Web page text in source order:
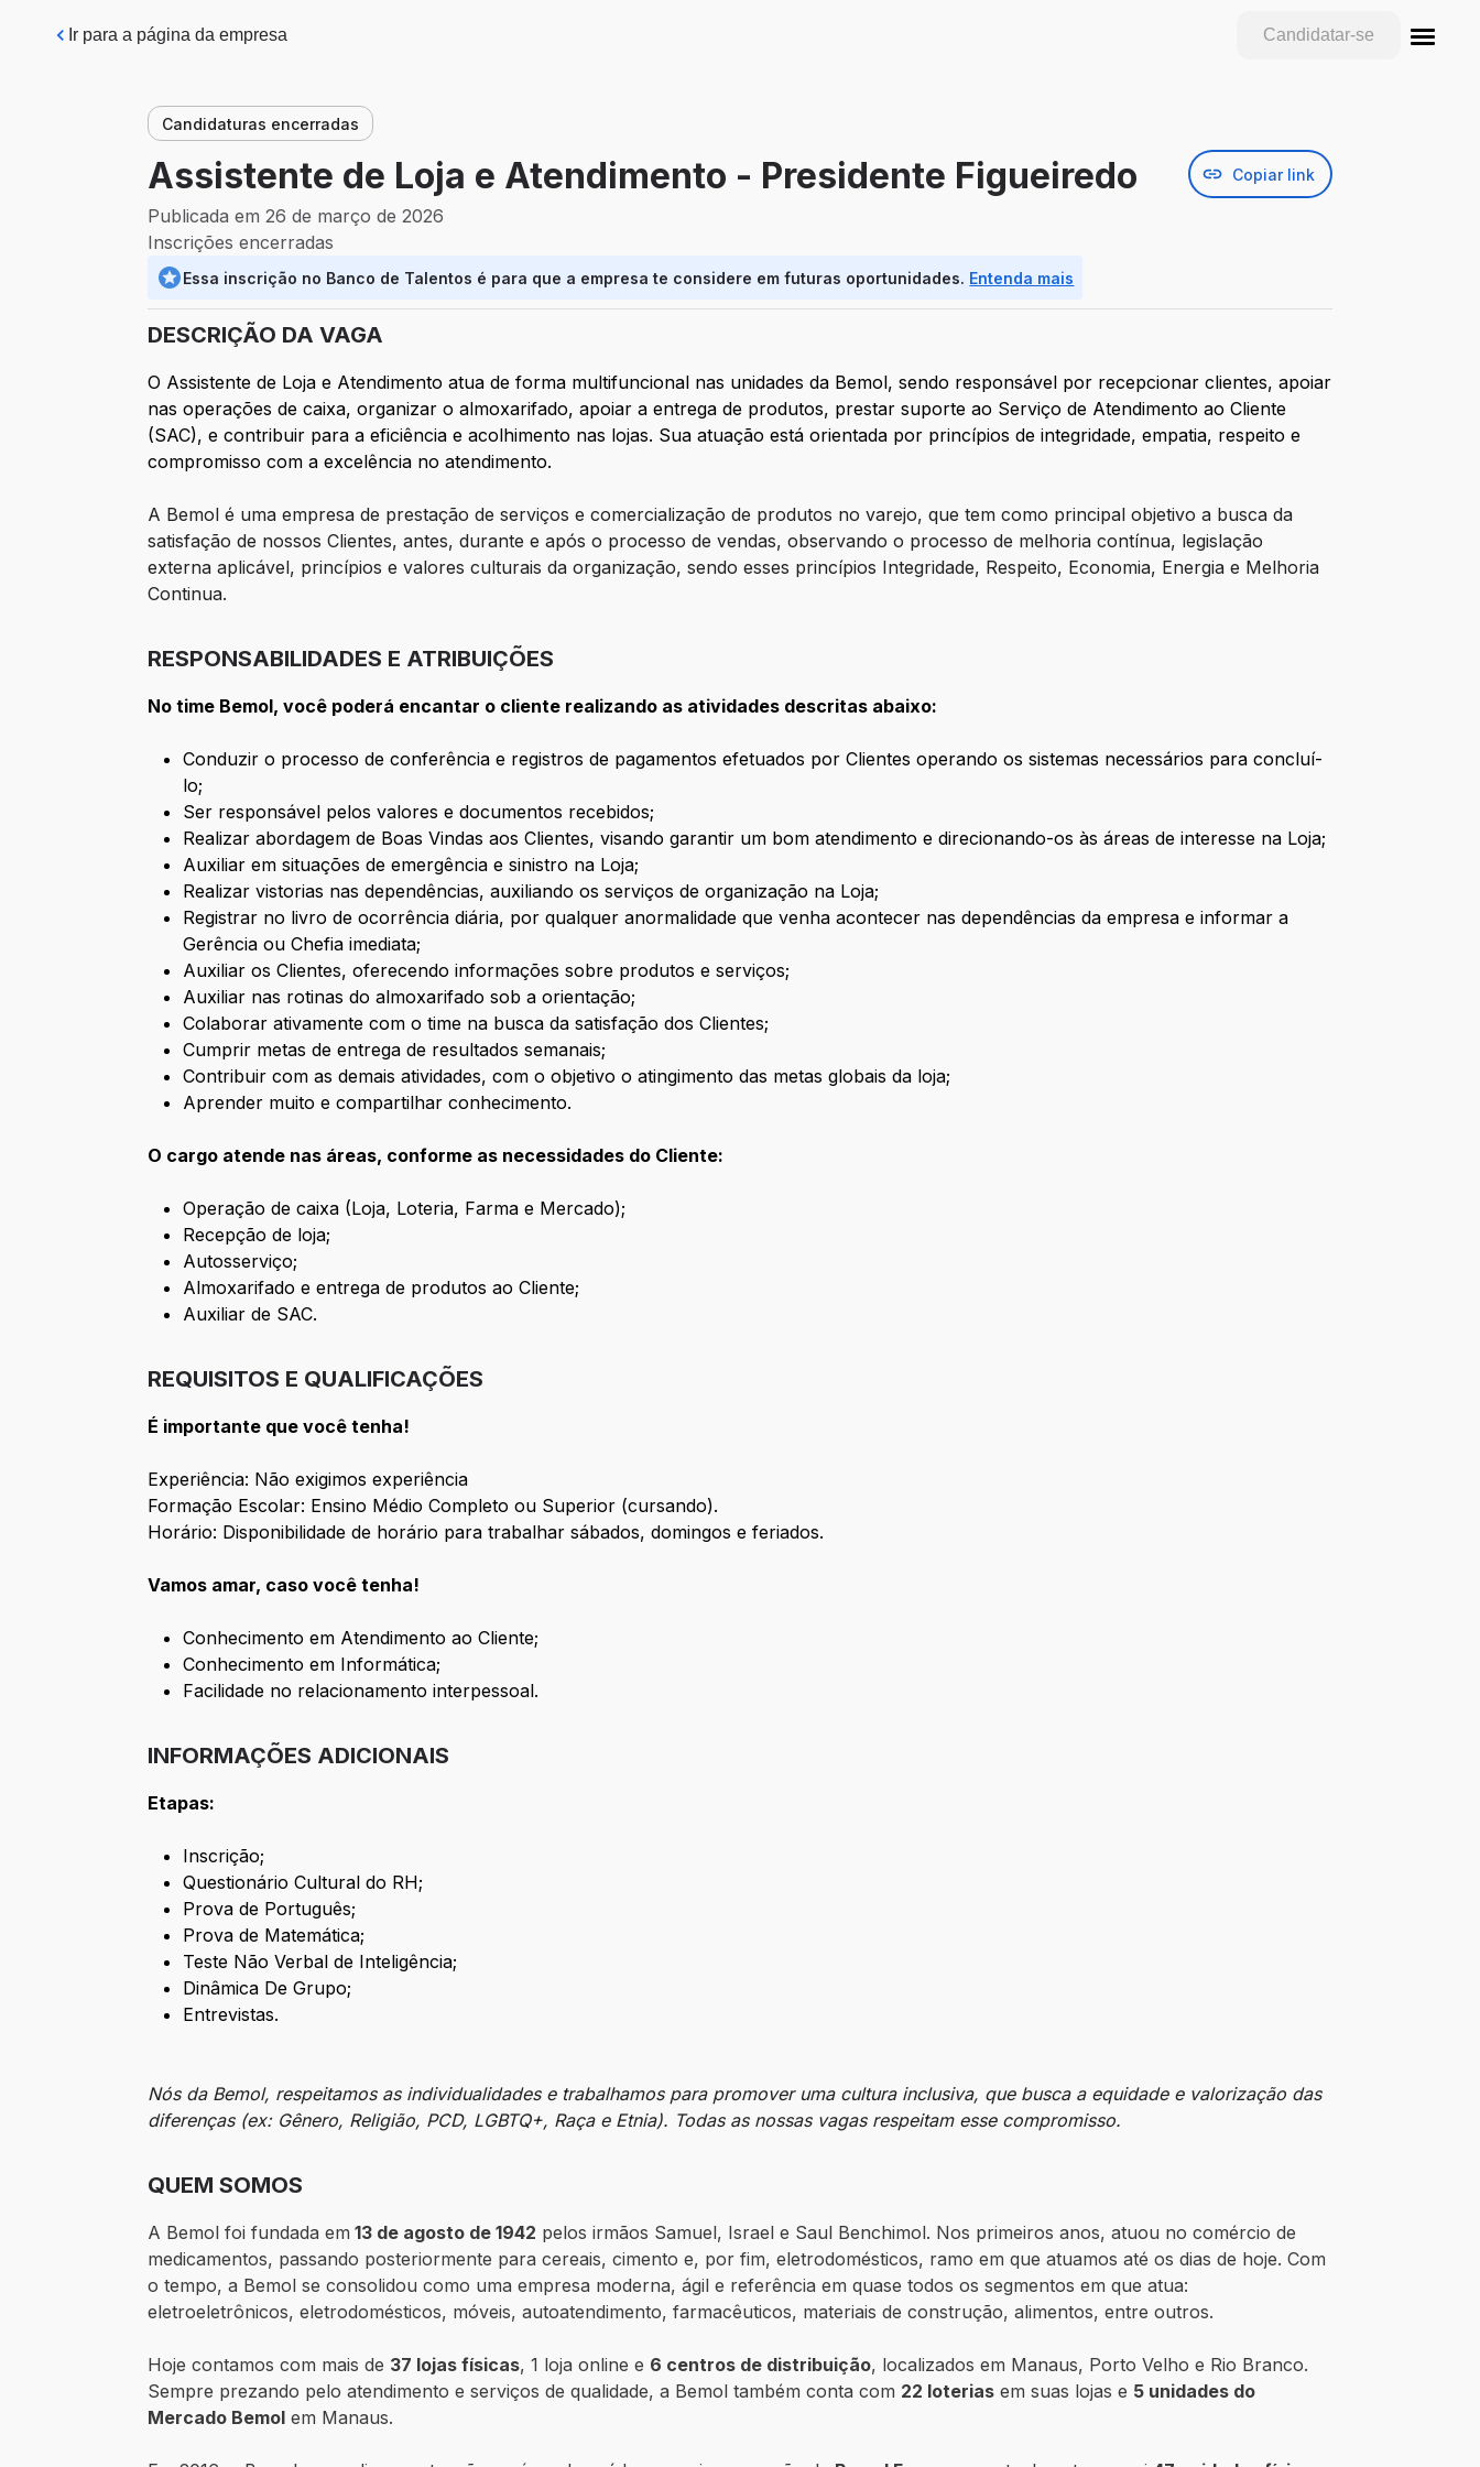
Pular para o conteúdo principal
Ir para a página da empresa Candidatar-se
Candidaturas encerradas
Assistente de Loja e Atendimento - Presidente Figueiredo Copiar link
Publicada em 26 de março de 2026
Inscrições encerradas
Essa inscrição no Banco de Talentos é para que a empresa te considere em futuras oportunidades. Entenda mais
DESCRIÇÃO DA VAGA
O Assistente de Loja e Atendimento atua de forma multifuncional nas unidades da Bemol, sendo responsável por recepcionar clientes, apoiar
nas operações de caixa, organizar o almoxarifado, apoiar a entrega de produtos, prestar suporte ao Serviço de Atendimento ao Cliente
(SAC), e contribuir para a eficiência e acolhimento nas lojas. Sua atuação está orientada por princípios de integridade, empatia, respeito e
compromisso com a excelência no atendimento.
A Bemol é uma empresa de prestação de serviços e comercialização de produtos no varejo, que tem como principal objetivo a busca da
satisfação de nossos Clientes, antes, durante e após o processo de vendas, observando o processo de melhoria contínua, legislação
externa aplicável, princípios e valores culturais da organização, sendo esses princípios Integridade, Respeito, Economia, Energia e Melhoria
Continua.
RESPONSABILIDADES E ATRIBUIÇÕES
No time Bemol, você poderá encantar o cliente realizando as atividades descritas abaixo:
Conduzir o processo de conferência e registros de pagamentos efetuados por Clientes operando os sistemas necessários para concluí-
lo;
Ser responsável pelos valores e documentos recebidos;
Realizar abordagem de Boas Vindas aos Clientes, visando garantir um bom atendimento e direcionando-os às áreas de interesse na Loja;
Auxiliar em situações de emergência e sinistro na Loja;
Realizar vistorias nas dependências, auxiliando os serviços de organização na Loja;
Registrar no livro de ocorrência diária, por qualquer anormalidade que venha acontecer nas dependências da empresa e informar a
Gerência ou Chefia imediata;
Auxiliar os Clientes, oferecendo informações sobre produtos e serviços;
Auxiliar nas rotinas do almoxarifado sob a orientação;
Colaborar ativamente com o time na busca da satisfação dos Clientes;
Cumprir metas de entrega de resultados semanais;
Contribuir com as demais atividades, com o objetivo o atingimento das metas globais da loja;
Aprender muito e compartilhar conhecimento.
O cargo atende nas áreas, conforme as necessidades do Cliente:​
Operação de caixa (Loja, Loteria, Farma e Mercado);​​
Recepção de loja;​​
Autosserviço;​​
Almoxarifado e entrega de produtos ao Cliente;​​
Auxiliar de SAC.​​
REQUISITOS E QUALIFICAÇÕES
É importante que você tenha!
Experiência: Não exigimos experiência
Formação Escolar: Ensino Médio Completo ou Superior (cursando).
Horário: Disponibilidade de horário para trabalhar sábados, domingos e feriados.
Vamos amar, caso você tenha!
Conhecimento em Atendimento ao Cliente;
Conhecimento em Informática;
Facilidade no relacionamento interpessoal.
INFORMAÇÕES ADICIONAIS
Etapas:
Inscrição;
Questionário Cultural do RH;
Prova de Português;
Prova de Matemática;
Teste Não Verbal de Inteligência;
Dinâmica De Grupo;
Entrevistas.
Nós da Bemol, respeitamos as individualidades e trabalhamos para promover uma cultura inclusiva, que busca a equidade e valorização das
diferenças (ex: Gênero, Religião, PCD, LGBTQ+, Raça e Etnia). Todas as nossas vagas respeitam esse compromisso.
QUEM SOMOS
A Bemol foi fundada em 13 de agosto de 1942 pelos irmãos Samuel, Israel e Saul Benchimol. Nos primeiros anos, atuou no comércio de
medicamentos, passando posteriormente para cereais, cimento e, por fim, eletrodomésticos, ramo em que atuamos até os dias de hoje. Com
o tempo, a Bemol se consolidou como uma empresa moderna, ágil e referência em quase todos os segmentos em que atua:
eletroeletrônicos, eletrodomésticos, móveis, autoatendimento, farmacêuticos, materiais de construção, alimentos, entre outros.
Hoje contamos com mais de 37 lojas físicas, 1 loja online e 6 centros de distribuição, localizados em Manaus, Porto Velho e Rio Branco.
Sempre prezando pelo atendimento e serviços de qualidade, a Bemol também conta com 22 loterias em suas lojas e 5 unidades do
Mercado Bemol em Manaus.